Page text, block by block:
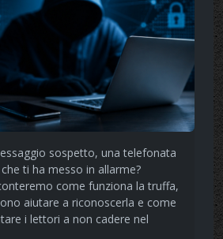
sospetto, una telefonata
ti ha messo in allarme?
come funziona la truffa,
aiutare a riconoscerla e come
i lettori a non cadere nel